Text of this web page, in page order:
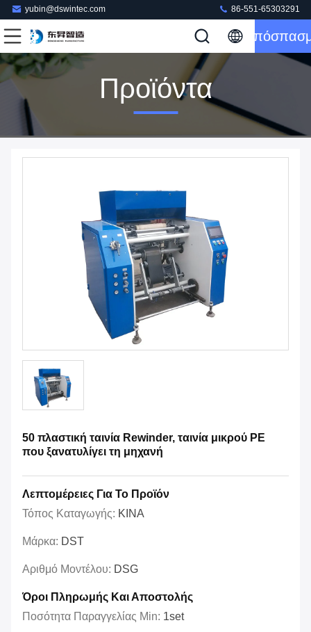
yubin@dswintec.com 86-551-65303291
Προϊόντα
50 πλαστική ταινία Rewinder, ταινία μικρού PE
που ξανατυλίγει τη μηχανή
Λεπτομέρειες Για Το Προϊόν
Τόπος Καταγωγής: ΚΙΝΑ
Μάρκα: DST
Αριθμό Μοντέλου: DSG
Όροι Πληρωμής Και Αποστολής
Ποσότητα Παραγγελίας Min: 1set